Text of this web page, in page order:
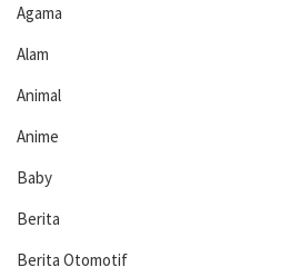
Agama
Alam
Animal
Anime
Baby
Berita
Berita Otomotif